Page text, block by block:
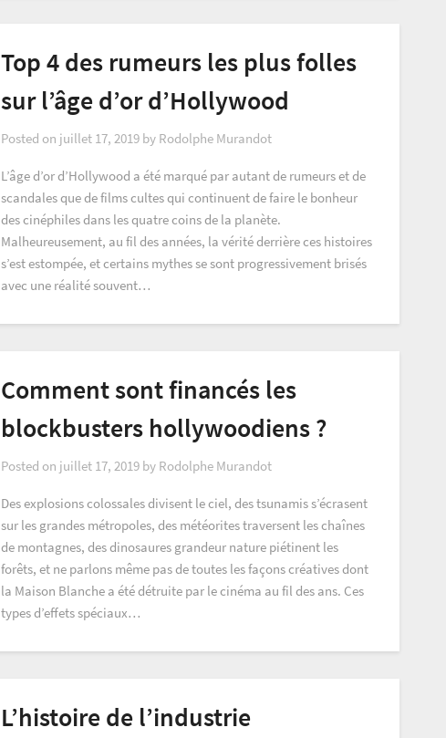
Top 4 des rumeurs les plus folles
sur l’âge d’or d’Hollywood
Posted on juillet 17, 2019by Rodolphe Murandot
L’âge d’or d’Hollywood a été marqué par autant de rumeurs et de
scandales que de films cultes qui continuent de faire le bonheur
des cinéphiles dans les quatre coins de la planète.
Malheureusement, au fil des années, la vérité derrière ces histoires
s’est estompée, et certains mythes se sont progressivement brisés
avec une réalité souvent…
Comment sont financés les
blockbusters hollywoodiens ?
Posted on juillet 17, 2019by Rodolphe Murandot
Des explosions colossales divisent le ciel, des tsunamis s’écrasent
sur les grandes métropoles, des météorites traversent les chaînes
de montagnes, des dinosaures grandeur nature piétinent les
forêts, et ne parlons même pas de toutes les façons créatives dont
la Maison Blanche a été détruite par le cinéma au fil des ans. Ces
types d’effets spéciaux…
L’histoire de l’industrie